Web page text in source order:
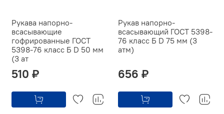
Рукава напорно-
всасывающие
гофрированные ГОСТ
5398-76 класс Б D 50 мм
(3 ат
510 ₽
Рукав напорно-
всасывающий ГОСТ 5398-
76 класс Б D 75 мм (3
атм)
656 ₽